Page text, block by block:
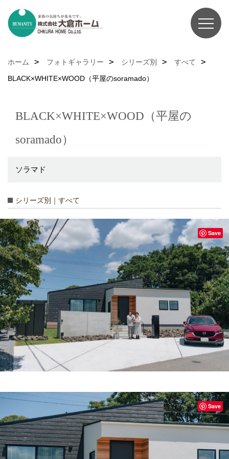
ホーム フォトギャラリー シリーズ別
すべて
BLACK×WHITE×WOOD（平屋のsoramado）
BLACK×WHITE×WOOD（平屋の
soramado）
ソラマド
シリーズ別｜すべて
Save
Save